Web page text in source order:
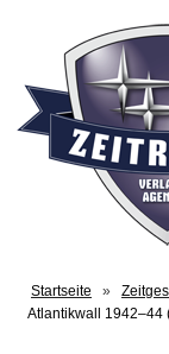
Startseite »
Atlantikwall 1942–44